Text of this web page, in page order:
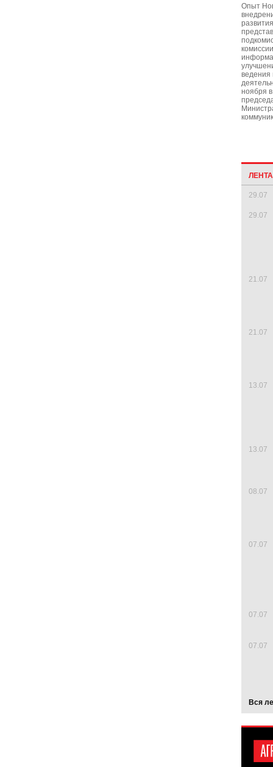
Опыт
ведения
ноября
29.07
29.07
21.07
21.07
13.07
13.07
08.07
07.07
07.07
07.07
Вся